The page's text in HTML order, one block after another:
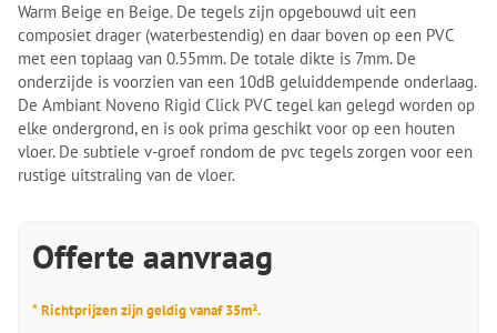
Warm Beige en Beige. De tegels zijn opgebouwd uit een
composiet drager (waterbestendig) en daar boven op een PVC
met een toplaag van 0.55mm. De totale dikte is 7mm. De
onderzijde is voorzien van een 10dB geluiddempende onderlaag.
De Ambiant Noveno Rigid Click PVC tegel kan gelegd worden op
elke ondergrond, en is ook prima geschikt voor op een houten
vloer. De subtiele v-groef rondom de pvc tegels zorgen voor een
rustige uitstraling van de vloer.
Offerte aanvraag
* Richtprijzen zijn geldig vanaf 35m².